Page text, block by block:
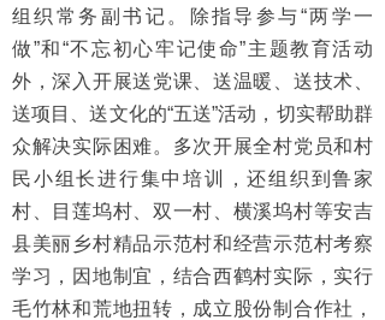
组织常务副书记。除指导参与“两学一
做”和“不忘初心牢记使命”主题教育活动
外，深入开展送党课、送温暖、送技术、
送项目、送文化的“五送”活动，切实帮助群
众解决实际困难。多次开展全村党员和村
民小组长进行集中培训，还组织到鲁家
村、目莲坞村、双一村、横溪坞村等安吉
县美丽乡村精品示范村和经营示范村考察
学习，因地制宜，结合西鹤村实际，实行
毛竹林和荒地扭转，成立股份制合作社，